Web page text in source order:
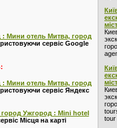
tour
: Мини отель Митва, город
сервіс Google
: Мини отель Митва, город
сервіс Яндекс
город Ужгород : Mini hotel
Місця на карті